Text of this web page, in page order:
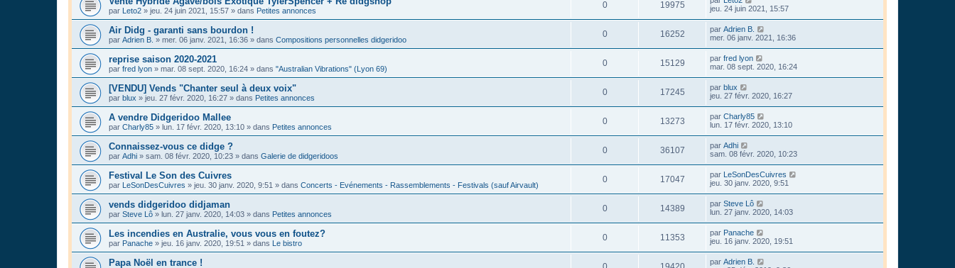
par Leto2 » jeu. 24 juin 2021, 15:57 » dans Petites annonces
0 19975
jeu. 24 juin 2021, 15:57
Air Didg - garanti sans bourdon !
par Adrien B. » mer. 06 janv. 2021, 16:36 » dans Compositions personnelles didgeridoo
0 16252 par Adrien B.
mer. 06 janv. 2021, 16:36
reprise saison 2020-2021
par fred lyon » mar. 08 sept. 2020, 16:24 » dans "Australian Vibrations" (Lyon 69)
0 15129 par fred lyon
mar. 08 sept. 2020, 16:24
[VENDU] Vends "Chanter seul à deux voix"
par blux » jeu. 27 févr. 2020, 16:27 » dans Petites annonces
0 17245 par blux
jeu. 27 févr. 2020, 16:27
A vendre Didgeridoo Mallee
par Charly85 » lun. 17 févr. 2020, 13:10 » dans Petites annonces
0 13273 par Charly85
lun. 17 févr. 2020, 13:10
Connaissez-vous ce didge ?
par Adhi » sam. 08 févr. 2020, 10:23 » dans Galerie de didgeridoos
0 36107 par Adhi
sam. 08 févr. 2020, 10:23
Festival Le Son des Cuivres
par LeSonDesCuivres » jeu. 30 janv. 2020, 9:51 » dans Concerts - Evénements - Rassemblements - Festivals (sauf Airvault)
0 17047 par
LeSonDesCuivres
jeu. 30 janv. 2020, 9:51
vends didgeridoo didjaman
par Steve Lô » lun. 27 janv. 2020, 14:03 » dans Petites annonces
0 14389 par Steve Lô
lun. 27 janv. 2020, 14:03
Les incendies en Australie, vous vous en foutez?
par Panache » jeu. 16 janv. 2020, 19:51 » dans Le bistro
0 11353 par Panache
jeu. 16 janv. 2020, 19:51
Papa Noël en trance ! par Adrien B.